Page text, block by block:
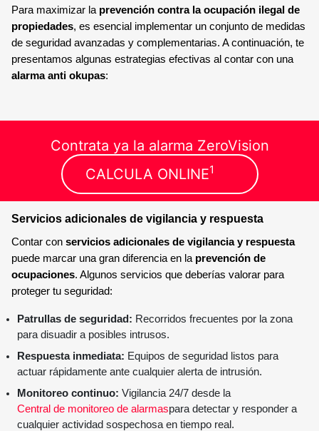
Para maximizar la prevención contra la ocupación ilegal de
propiedades, es esencial implementar un conjunto de medidas
de seguridad avanzadas y complementarias. A continuación, te
presentamos algunas estrategias efectivas al contar con una
alarma anti okupas:
Contrata ya la alarma ZeroVision
CALCULA ONLINE1
Servicios adicionales de vigilancia y respuesta
Contar con servicios adicionales de vigilancia y respuesta
puede marcar una gran diferencia en la prevención de
ocupaciones. Algunos servicios que deberías valorar para
proteger tu seguridad:
Patrullas de seguridad: Recorridos frecuentes por la zona
para disuadir a posibles intrusos.
Respuesta inmediata: Equipos de seguridad listos para
actuar rápidamente ante cualquier alerta de intrusión.
Monitoreo continuo: Vigilancia 24/7 desde la
Central de monitoreo de alarmaspara detectar y responder a
cualquier actividad sospechosa en tiempo real.